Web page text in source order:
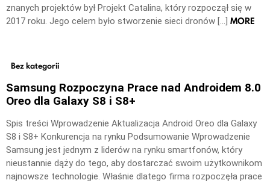
znanych projektów był Projekt Catalina, który rozpoczął się w
2017 roku. Jego celem było stworzenie sieci dronów […] MORE
Bez kategorii
Samsung Rozpoczyna Prace nad Androidem 8.0
Oreo dla Galaxy S8 i S8+
Spis treści Wprowadzenie Aktualizacja Android Oreo dla Galaxy
S8 i S8+ Konkurencja na rynku Podsumowanie Wprowadzenie
Samsung jest jednym z liderów na rynku smartfonów, który
nieustannie dąży do tego, aby dostarczać swoim użytkownikom
najnowsze technologie. Właśnie dlatego firma rozpoczęła prace